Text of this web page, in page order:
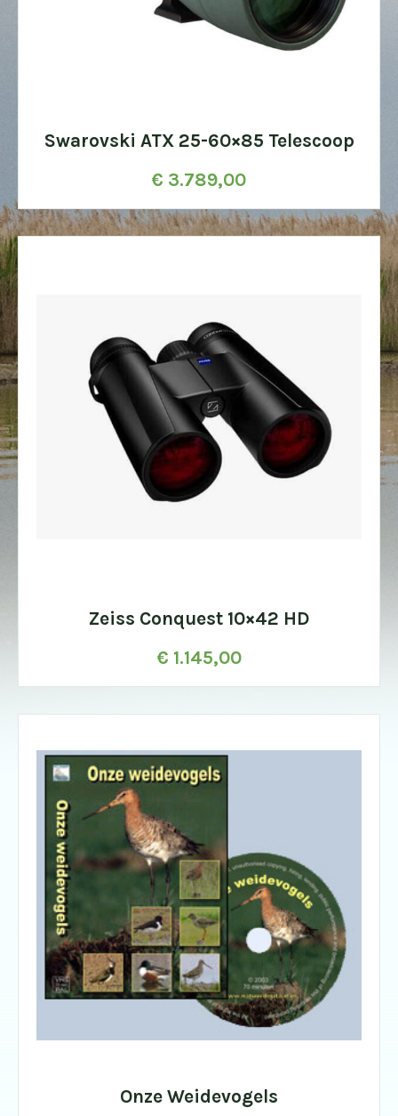
Swarovski ATX 25-60×85 Telescoop
€ 3.789,00
Zeiss Conquest 10×42 HD
€ 1.145,00
Onze Weidevogels